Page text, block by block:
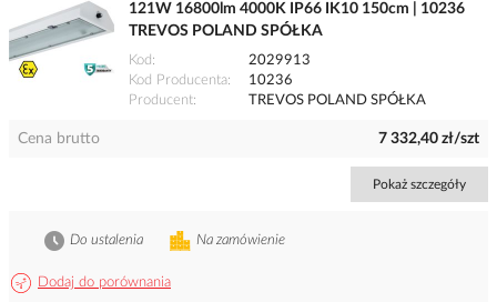
121W 16800lm 4000K IP66 IK10 150cm | 10236
TREVOS POLAND SPÓŁKA
Kod
2029913
Kod Producenta
10236
Producent
TREVOS POLAND SPÓŁKA
Cena brutto 7 332,40 zł/szt
Pokaż szczegóły
Dodaj do porównania
Na zamówienie
Do ustalenia